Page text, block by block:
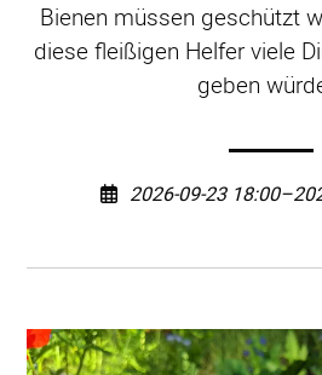
Bienen müssen geschützt
diese fleißigen Helfer viele
geben
2026-09-23